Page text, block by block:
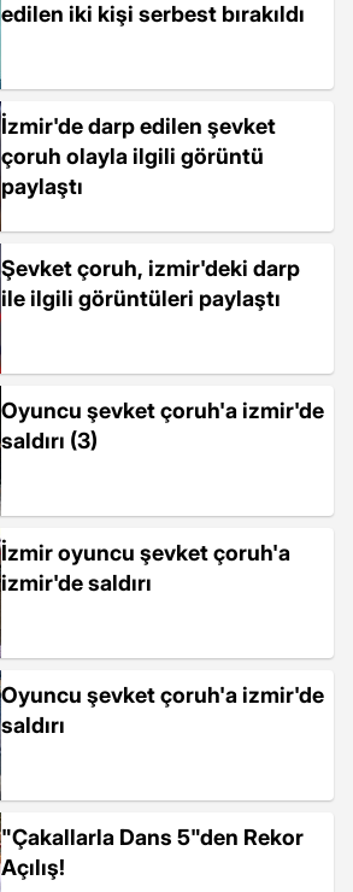
edilen iki kişi serbest bırakıldı
İzmir'de darp edilen şevket
çoruh olayla ilgili görüntü
paylaştı
Şevket çoruh, izmir'deki darp
ile ilgili görüntüleri paylaştı
Oyuncu şevket çoruh'a izmir'de
saldırı (3)
İzmir oyuncu şevket çoruh'a
izmir'de saldırı
Oyuncu şevket çoruh'a izmir'de
saldırı
"Çakallarla Dans 5"den Rekor
Açılış!